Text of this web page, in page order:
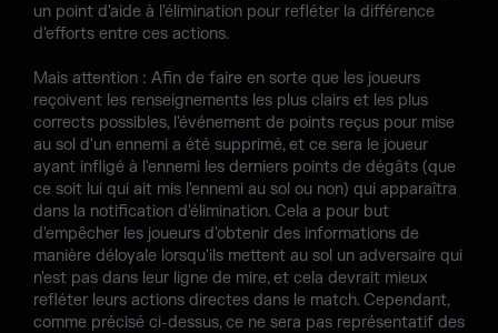
un point d'aide à l'élimination pour refléter la différence
d'efforts entre ces actions.
Mais attention : Afin de faire en sorte que les joueurs
reçoivent les renseignements les plus clairs et les plus
corrects possibles, l'événement de points reçus pour mise
au sol d'un ennemi a été supprimé, et ce sera le joueur
ayant infligé à l'ennemi les derniers points de dégâts (que
ce soit lui qui ait mis l'ennemi au sol ou non) qui apparaîtra
dans la notification d'élimination. Cela a pour but
d'empêcher les joueurs d'obtenir des informations de
manière déloyale lorsqu'ils mettent au sol un adversaire qui
n'est pas dans leur ligne de mire, et cela devrait mieux
refléter leurs actions directes dans le match. Cependant,
comme précisé ci-dessus, ce ne sera pas représentatif des